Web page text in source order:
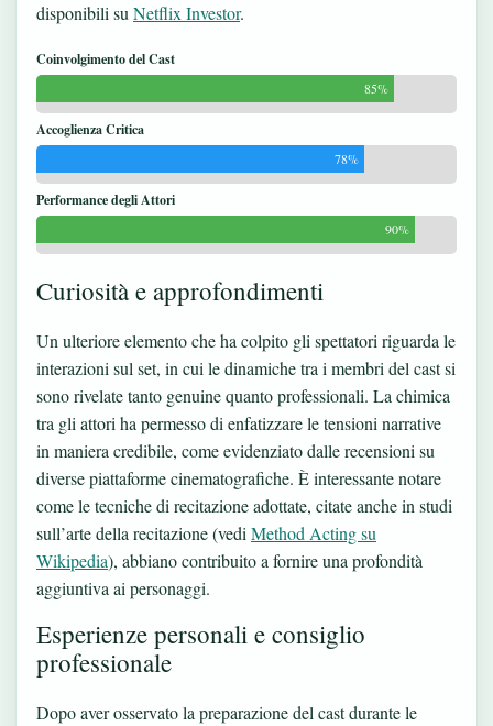
disponibili su Netflix Investor.
Coinvolgimento del Cast
85%
Accoglienza Critica
78%
Performance degli Attori
90%
Curiosità e approfondimenti
Un ulteriore elemento che ha colpito gli spettatori riguarda le
interazioni sul set, in cui le dinamiche tra i membri del cast si
sono rivelate tanto genuine quanto professionali. La chimica
tra gli attori ha permesso di enfatizzare le tensioni narrative
in maniera credibile, come evidenziato dalle recensioni su
diverse piattaforme cinematografiche. È interessante notare
come le tecniche di recitazione adottate, citate anche in studi
sull’arte della recitazione (vedi Method Acting su
Wikipedia), abbiano contribuito a fornire una profondità
aggiuntiva ai personaggi.
Esperienze personali e consiglio
professionale
Dopo aver osservato la preparazione del cast durante le